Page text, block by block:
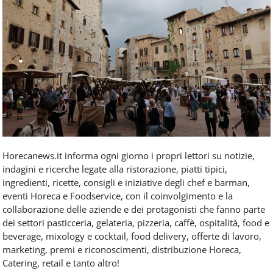
Horecanews.it informa ogni giorno i propri lettori su notizie,
indagini e ricerche legate alla ristorazione, piatti tipici,
ingredienti, ricette, consigli e iniziative degli chef e barman,
eventi Horeca e Foodservice, con il coinvolgimento e la
collaborazione delle aziende e dei protagonisti che fanno parte
dei settori pasticceria, gelateria, pizzeria, caffè, ospitalità, food e
beverage, mixology e cocktail, food delivery, offerte di lavoro,
marketing, premi e riconoscimenti, distribuzione Horeca,
Catering, retail e tanto altro!